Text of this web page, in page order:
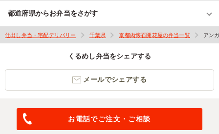
都道府県からお弁当をさがす
仕出し弁当・宅配デリバリー 千葉県 京都肉懐石開花屋の弁当一覧 アン
くるめし弁当をシェアする
メールでシェアする
お電話でご注文・ご相談